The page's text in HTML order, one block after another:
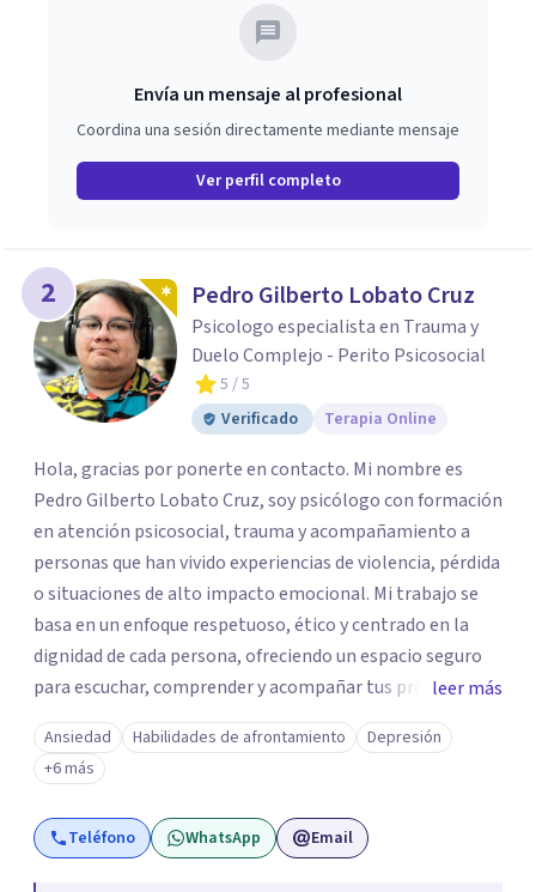
Envía un mensaje al profesional
Coordina una sesión directamente mediante mensaje
Ver perfil completo
2 Pedro Gilberto Lobato Cruz
Psicologo especialista en Trauma y
Duelo Complejo - Perito Psicosocial
5 / 5
Verificado
Terapia Online
Hola, gracias por ponerte en contacto. Mi nombre es
Pedro Gilberto Lobato Cruz, soy psicólogo con formación
en atención psicosocial, trauma y acompañamiento a
personas que han vivido experiencias de violencia, pérdida
o situaciones de alto impacto emocional. Mi trabajo se
basa en un enfoque respetuoso, ético y centrado en la
dignidad de cada persona, ofreciendo un espacio seguro
para escuchar, comprender y acompañar tus procesos
emocionales a tu propio ritmo. Creo firmemente en la
importancia de construir juntos herramientas que
fortalezcan el bienestar, la autonomía y el sentido de
vida. Será un gusto acompañarte en este proceso. Quedo
atento para resolver cualquier duda y acordar una cita. Un
leer más
Ansiedad Habilidades de afrontamiento
Depresión
+6 más
Teléfono WhatsApp Email